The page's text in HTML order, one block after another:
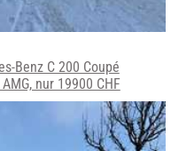
Benz C 200 Coupé
nur 19900 CHF